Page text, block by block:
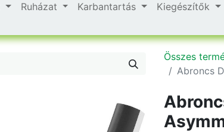
Ruházat Karbantartás Kiegészítők
Összes
Abroncs